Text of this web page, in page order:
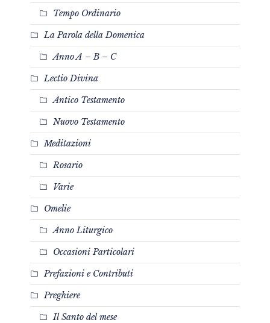
Tempo Ordinario
La Parola della Domenica
Anno A – B – C
Lectio Divina
Antico Testamento
Nuovo Testamento
Meditazioni
Rosario
Varie
Omelie
Anno Liturgico
Occasioni Particolari
Prefazioni e Contributi
Preghiere
Il Santo del mese